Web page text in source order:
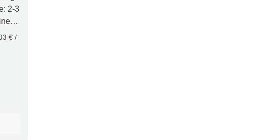
2-3
€ /